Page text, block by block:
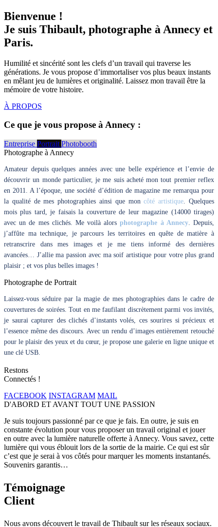
Bienvenue !
Je suis Thibault, photographe à Annecy et
Paris.
Humilité et sincérité sont les clefs d’un travail qui traverse les
générations. Je vous propose d’immortaliser vos plus beaux instants
en mêlant jeu de lumières et originalité. Laissez mon travail être la
mémoire de votre histoire.
À PROPOS
Ce que je vous propose à Annecy :
Entreprise Portrait Photobooth
Photographe à Annecy
Amateur depuis quelques années avec une belle expérience et l’envie de
découvrir un monde particulier, je me suis acheté mon tout premier reflex
en 2011. A l’époque, une société d’édition de magazine me remarqua pour
la qualité de mes photographies ainsi que moncôté artistique . Quelques
mois plus tard, je faisais la couverture de leur magazine (14000 tirages)
avec un de mes clichés. Me voilà alorsphotographe à Annecy. Depuis,
j’affûte ma technique, je parcours les territoires en quête de matière à
retranscrire dans mes images et je me tiens informé des dernières
avancées… J’allie ma passion avec ma soif artistique pour votre plus grand
plaisir ; et vos plus belles images !
Photographe de Portrait
Laissez-vous séduire par la magie de mes photographies dans le cadre de
couvertures de soirées. Tout en me faufilant discrètement parmi vos invités,
je saurai capturer des clichés d’instants volés, ces sourires si précieux et
l’essence même des discours. Avec un rendu d’images entièrement retouché
pour le plaisir des yeux et du cœur, je propose une galerie en ligne unique et
une clé USB.
Restons
Connectés !
FACEBOOK INSTAGRAM MAIL
D'ABORD ET AVANT TOUT UNE PASSION
Je suis toujours passionné par ce que je fais. En outre, je suis en
constante évolution pour vous proposer un travail original et jouer
en outre avec la lumière naturelle offerte à Annecy. Vous savez, cette
lumière qui vous éblouit lors de la sortie de la mairie. Ce qui est sûr
c’est que je serai à vos côtés pour marquer les moments instantanés.
Souvenirs garantis…
Témoignage
Client
Nous avons découvert le travail de Thibault sur les réseaux sociaux.